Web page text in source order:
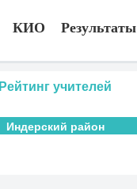
КИО Результаты
Рейтинг учителей
Индерский район